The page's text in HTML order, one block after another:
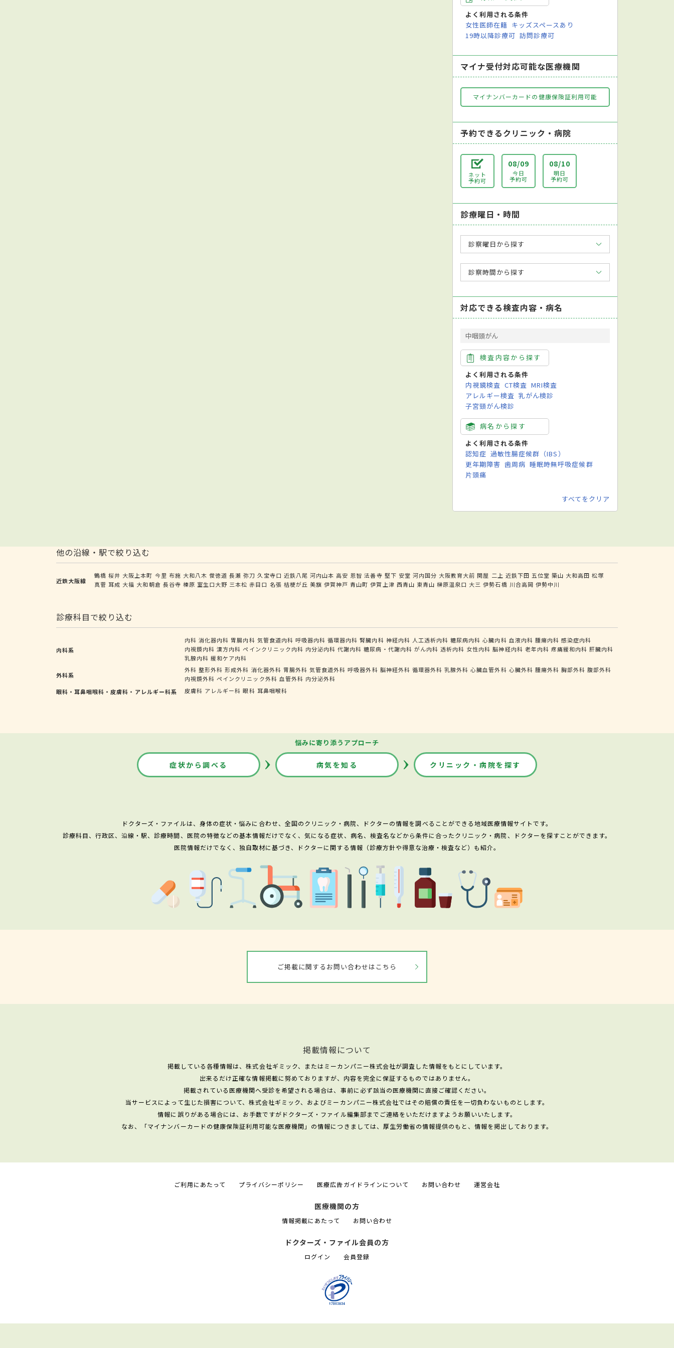
よく利用される条件
女性医師在籍 キッズスペースあり
19時以降診療可 訪問診療可
マイナ受付対応可能な医療機関
マイナンバーカードの健康保険証利用可能
予約できるクリニック・病院
ネット
予約可
08/09
今日
予約可
08/10
明日
予約可
診療曜日・時間
診察曜日から探す
診察時間から探す
対応できる検査内容・病名
中咽頭がん
検査内容から探す
よく利用される条件
内視鏡検査 CT検査 MRI検査
アレルギー検査 乳がん検診
子宮頸がん検診
病名から探す
よく利用される条件
認知症 過敏性腸症候群（IBS）
更年期障害 歯周病 睡眠時無呼吸症候群
片頭痛
すべてをクリア
他の沿線・駅で絞り込む
近鉄大阪線
鶴橋 桜井 大阪上本町 今里 布施 大和八木 俊徳道 長瀬 弥刀 久宝寺口 近鉄八尾 河内山本 高安 恩智 法善寺 堅下 安堂 河内国分 大阪教育大前 関屋 二上 近鉄下田 五位堂 築山 大和高田 松塚
真菅 耳成 大福 大和朝倉 長谷寺 榛原 室生口大野 三本松 赤目口 名張 桔梗が丘 美旗 伊賀神戸 青山町 伊賀上津 西青山 東青山 榊原温泉口 大三 伊勢石橋 川合高岡 伊勢中川
診療科目で絞り込む
内科系
内科 消化器内科 胃腸内科 気管食道内科 呼吸器内科 循環器内科 腎臓内科 神経内科 人工透析内科 糖尿病内科 心臓内科 血液内科 腫瘍内科 感染症内科
内視鏡内科 漢方内科 ペインクリニック内科 内分泌内科 代謝内科 糖尿病・代謝内科 がん内科 透析内科 女性内科 脳神経内科 老年内科 疼痛緩和内科 肝臓内科
乳腺内科 緩和ケア内科
外科系
外科 整形外科 形成外科 消化器外科 胃腸外科 気管食道外科 呼吸器外科 脳神経外科 循環器外科 乳腺外科 心臓血管外科 心臓外科 腫瘍外科 胸部外科 腹部外科
内視鏡外科 ペインクリニック外科 血管外科 内分泌外科
眼科・耳鼻咽喉科・皮膚科・アレルギー科系
皮膚科 アレルギー科 眼科 耳鼻咽喉科
悩みに寄り添うアプローチ
症状から調べる 病気を知る クリニック・病院を探す
ドクターズ・ファイルは、身体の症状・悩みに合わせ、全国のクリニック・病院、ドクターの情報を調べることができる地域医療情報サイトです。
診療科目、行政区、沿線・駅、診療時間、医院の特徴などの基本情報だけでなく、気になる症状、病名、検査名などから条件に合ったクリニック・病院、ドクターを探すことができます。
医院情報だけでなく、独自取材に基づき、ドクターに関する情報（診療方針や得意な治療・検査など）も紹介。
ご掲載に関するお問い合わせはこちら
掲載情報について
掲載している各種情報は、株式会社ギミック、またはミーカンパニー株式会社が調査した情報をもとにしています。
出来るだけ正確な情報掲載に努めておりますが、内容を完全に保証するものではありません。
掲載されている医療機関へ受診を希望される場合は、事前に必ず該当の医療機関に直接ご確認ください。
当サービスによって生じた損害について、株式会社ギミック、およびミーカンパニー株式会社ではその賠償の責任を一切負わないものとします。
情報に誤りがある場合には、お手数ですがドクターズ・ファイル編集部までご連絡をいただけますようお願いいたします。
なお、「マイナンバーカードの健康保険証利用可能な医療機関」の情報につきましては、厚生労働省の情報提供のもと、情報を掲出しております。
ご利用にあたって プライバシーポリシー 医療広告ガイドラインについて お問い合わせ 運営会社
医療機関の方
情報掲載にあたって お問い合わせ
ドクターズ・ファイル会員の方
ログイン 会員登録